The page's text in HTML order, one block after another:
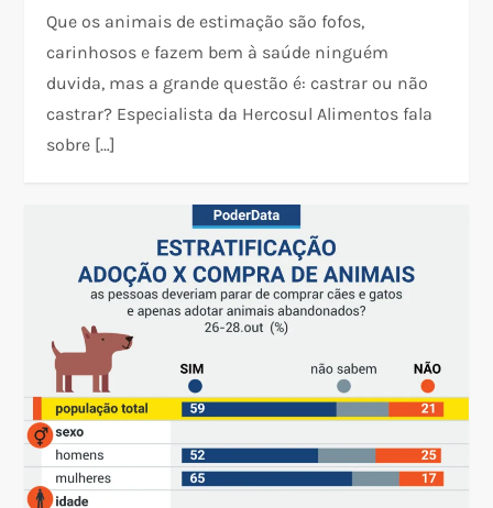
Que os animais de estimação são fofos,
carinhosos e fazem bem à saúde ninguém
duvida, mas a grande questão é: castrar ou não
castrar? Especialista da Hercosul Alimentos fala
sobre […]